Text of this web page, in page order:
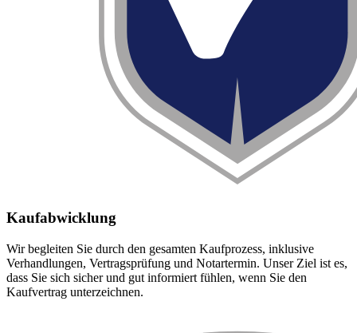
Kaufabwicklung
Wir begleiten Sie durch den gesamten Kaufprozess, inklusive
Verhandlungen, Vertragsprüfung und Notartermin. Unser Ziel ist es,
dass Sie sich sicher und gut informiert fühlen, wenn Sie den
Kaufvertrag unterzeichnen.